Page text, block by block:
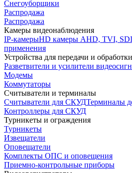
Снегоуборщики
Распродажа
Распродажа
Камеры видеонаблюдения
IP-камерыHD камеры AHD, TVI,
применения
Устройства для передачи и
Разветвители и усилители
Модемы
Коммутаторы
Считыватели и терминалы
Считыватели для СКУДТерминалы
Контроллеры для СКУД
Турникеты и ограждения
Турникеты
Извещатели
Оповещатели
Комплекты ОПС и оповещения
Приемно-контрольные приборы